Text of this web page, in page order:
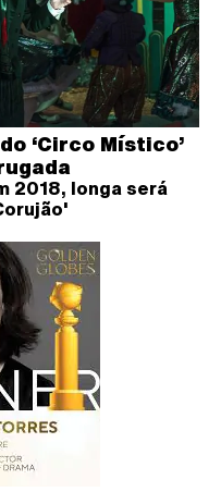
‘Circo Místico’
2018, longa será